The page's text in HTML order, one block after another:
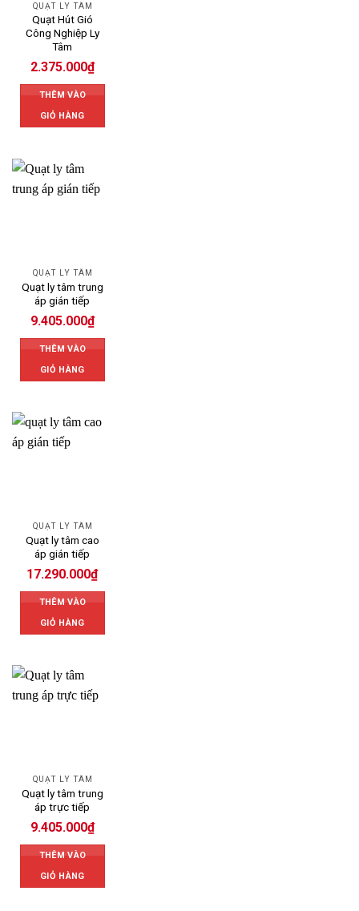
QUẠT LY TÂM
Quạt Hút Gió
Công Nghiệp Ly
Tâm
2.375.000₫
THÊM VÀO
GIỎ HÀNG
QUẠT LY TÂM
Quạt ly tâm trung
áp gián tiếp
9.405.000₫
THÊM VÀO
GIỎ HÀNG
QUẠT LY TÂM
Quạt ly tâm cao
áp gián tiếp
17.290.000₫
THÊM VÀO
GIỎ HÀNG
QUẠT LY TÂM
Quạt ly tâm trung
áp trực tiếp
9.405.000₫
THÊM VÀO
GIỎ HÀNG